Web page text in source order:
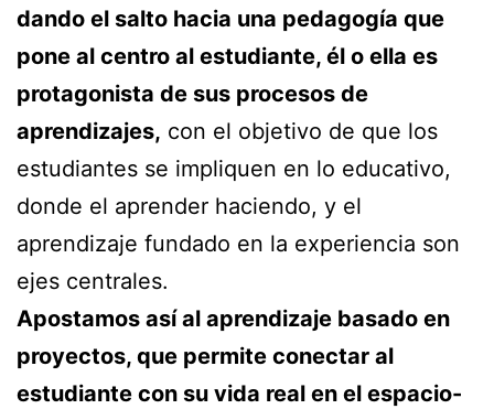
dando el salto hacia una pedagogía que
pone al centro al estudiante, él o ella es
protagonista de sus procesos de
aprendizajes, con el objetivo de que los
estudiantes se impliquen en lo educativo,
donde el aprender haciendo, y el
aprendizaje fundado en la experiencia son
ejes centrales.
Apostamos así al aprendizaje basado en
proyectos, que permite conectar al
estudiante con su vida real en el espacio-